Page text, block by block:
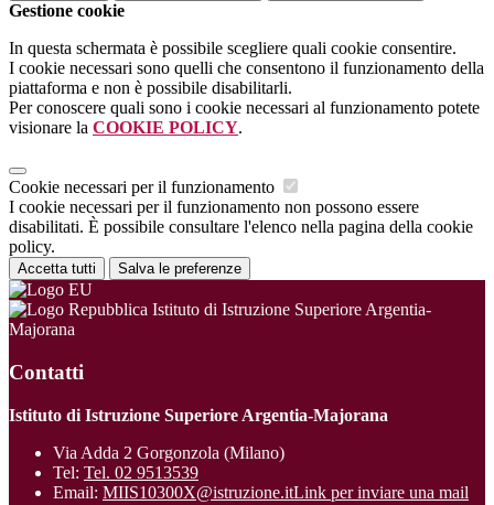
Gestione cookie
In questa schermata è possibile scegliere quali cookie consentire.
I cookie necessari sono quelli che consentono il funzionamento della
piattaforma e non è possibile disabilitarli.
Per conoscere quali sono i cookie necessari al funzionamento potete
visionare la COOKIE POLICY.
Cookie necessari per il funzionamento
I cookie necessari per il funzionamento non possono essere
disabilitati. È possibile consultare l'elenco nella pagina della cookie
policy.
Accetta tutti Salva le preferenze
Istituto di Istruzione Superiore Argentia-
Majorana
Contatti
Istituto di Istruzione Superiore Argentia-Majorana
Via Adda 2 Gorgonzola (Milano)
Tel: Tel. 02 9513539
Email: MIIS10300X@istruzione.itLink per inviare una mail